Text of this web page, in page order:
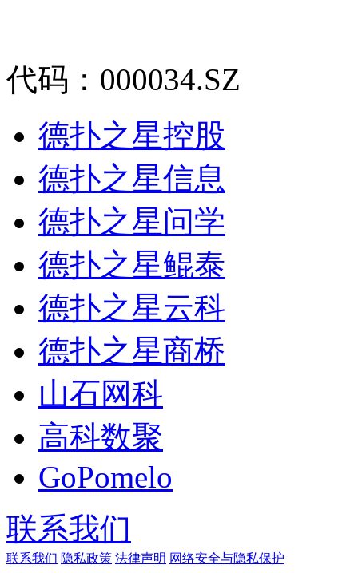
代码：000034.SZ
德扑之星控股
德扑之星信息
德扑之星问学
德扑之星鲲泰
德扑之星云科
德扑之星商桥
山石网科
高科数聚
GoPomelo
联系我们
联系我们 隐私政策 法律声明 网络安全与隐私保护